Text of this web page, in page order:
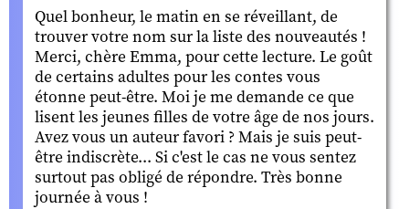
Quel bonheur, le matin en se réveillant, de
trouver votre nom sur la liste des nouveautés !
Merci, chère Emma, pour cette lecture. Le goût
de certains adultes pour les contes vous
étonne peut-être. Moi je me demande ce que
lisent les jeunes filles de votre âge de nos jours.
Avez vous un auteur favori ? Mais je suis peut-
être indiscrète... Si c'est le cas ne vous sentez
surtout pas obligé de répondre. Très bonne
journée à vous !